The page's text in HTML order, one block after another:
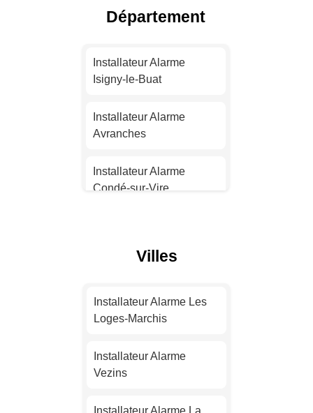
Installateur Alarme Nice
Nantes
Strasbourg
Montpellier
Installateur Alarme Lille
Installateur Alarme
Rennes
Installateur Alarme
Reims
Installateur Alarme Le
Département
Installateur Alarme
Isigny-le-Buat
Installateur Alarme
Avranches
Installateur Alarme
Condé-sur-Vire
Pieux
Agneaux
Granville
Villes
Installateur Alarme Les
Loges-Marchis
Installateur Alarme
Vezins